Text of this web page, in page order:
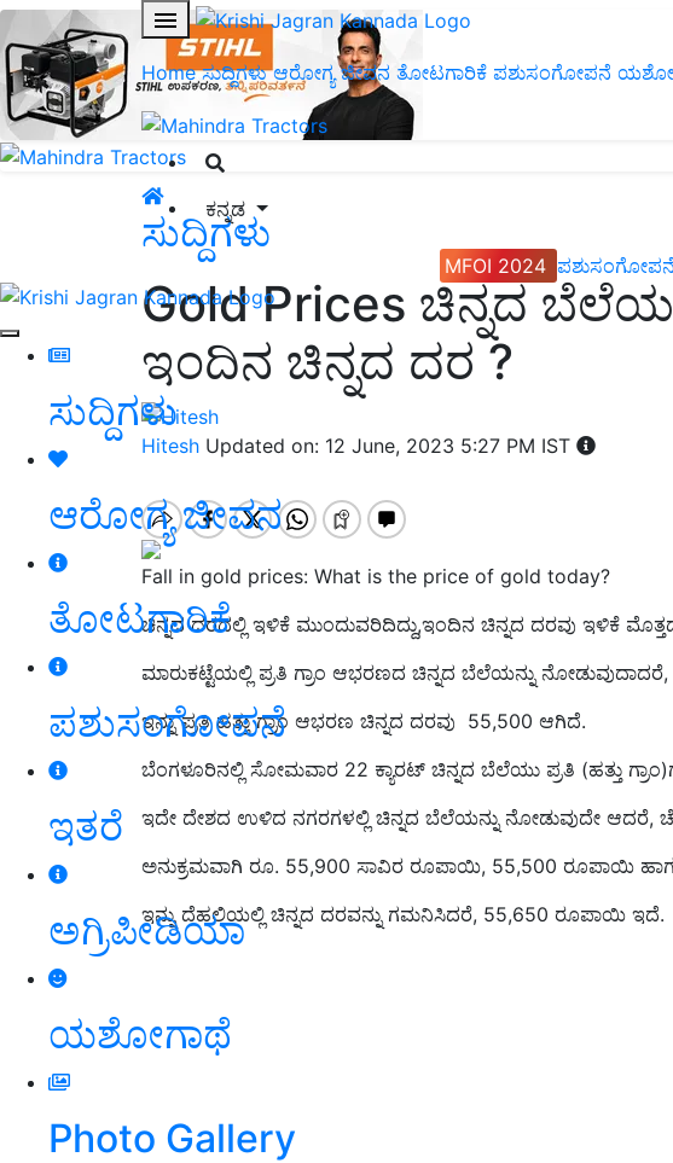
Home ಸುದ್ದಿಗಳು ಆರೋಗ್ಯ ಜೀವನ ತೋಟಗಾರಿಕೆ ಪಶುಸಂಗೋಪನೆ
ಕನ್ನಡ
MFOI 2024 ಪಶುಸಂಗೋಪನೆ
ಸುದ್ದಿಗಳು
ಆರೋಗ್ಯ ಜೀವನ
ತೋಟಗಾರಿಕೆ
ಪಶುಸಂಗೋಪನೆ
ಇತರೆ
ಅಗ್ರಿಪೀಡಿಯಾ
ಯಶೋಗಾಥೆ
Photo Gallery
ಸುದ್ದಿಗಳು
Gold Prices ಚಿನ್ನದ
ಇಂದಿನ ಚಿನ್ನದ ದರ ?
Hitesh Updated on: 12 June, 2023 5:27 PM IST
Fall in gold prices: What is the price of gold today?
ಚಿನ್ನದ ದರದಲ್ಲಿ ಇಳಿಕೆ ಮುಂದುವರಿದಿದ್ದು,ಇಂದಿನ ಚಿನ್ನದ ದರವು ಇಳಿಕೆ
ಮಾರುಕಟ್ಟೆಯಲ್ಲಿ ಪ್ರತಿ ಗ್ರಾಂ ಆಭರಣದ ಚಿನ್ನದ ಬೆಲೆಯನ್ನು
ಇನ್ನು ಪ್ರತಿ ಹತ್ತು ಗ್ರಾಂ ಆಭರಣ ಚಿನ್ನದ ದರವು 55,500 ಆಗಿದೆ.
ಬೆಂಗಳೂರಿನಲ್ಲಿ ಸೋಮವಾರ 22 ಕ್ಯಾರಟ್ ಚಿನ್ನದ ಬೆಲೆಯು ಪ್ರತಿ (ಹತ್ತು
ಇದೇ ದೇಶದ ಉಳಿದ ನಗರಗಳಲ್ಲಿ ಚಿನ್ನದ ಬೆಲೆಯನ್ನು ನೋಡುವುದೇ ಆದರೆ,
ಅನುಕ್ರಮವಾಗಿ ರೂ. 55,900 ಸಾವಿರ ರೂಪಾಯಿ, 55,500 ರೂಪಾಯಿ
ಇನ್ನು ದೆಹಲಿಯಲ್ಲಿ ಚಿನ್ನದ ದರವನ್ನು ಗಮನಿಸಿದರೆ, 55,650 ರೂಪಾಯಿ ಇದೆ.